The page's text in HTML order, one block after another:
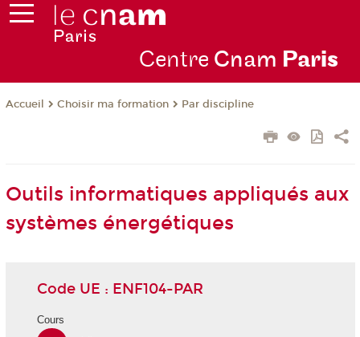
Centre Cnam Paris
Accueil Choisir ma formation Par discipline
Outils informatiques appliqués aux
systèmes énergétiques
Code UE : ENF104-PAR
Cours